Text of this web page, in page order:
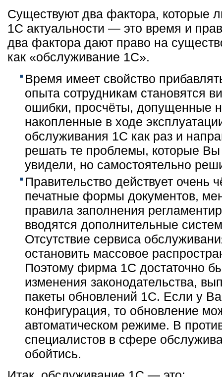
Существуют два фактора, которые
1С актуальности — это время и
два фактора дают право на
как «обслуживание 1С».
Время имеет свойство
опыта сотрудникам становятся
ошибки, просчёты, допущенные
накопленные в ходе
обслуживания 1С как раз и
решать те проблемы, которые
увидели, но самостоятельно
Правительство действует очень
печатные формы документов,
правила заполнения
вводятся дополнительные
Отсутствие сервиса
остановить массовое
Поэтому фирма 1С достаточно
изменения законодательства,
пакеты обновлений 1С. Если у
конфигурация, то обновление
автоматическом режиме. В
специалистов в сфере
обойтись.